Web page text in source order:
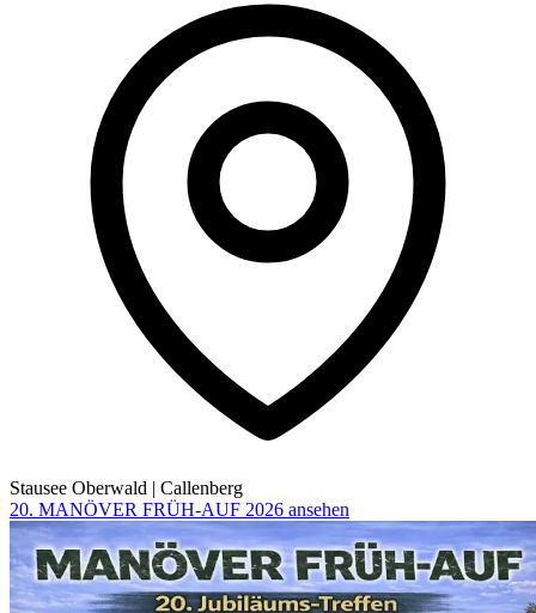
Stausee Oberwald | Callenberg
20. MANÖVER FRÜH-AUF 2026 ansehen